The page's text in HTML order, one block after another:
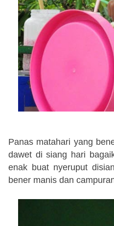
Panas matahari yang
dawet di siang hari
enak buat nyeruput
bener manis dan